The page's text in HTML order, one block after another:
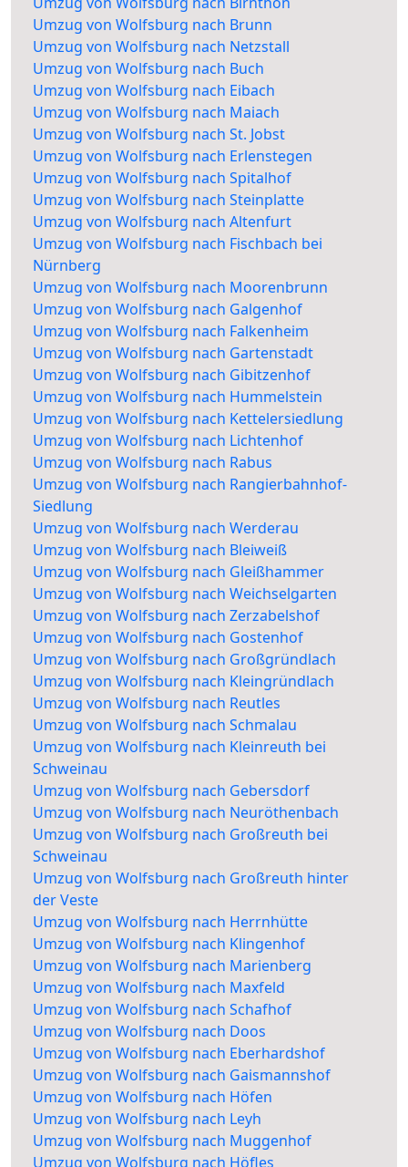
Umzug von Wolfsburg nach Brunn
Umzug von Wolfsburg nach Netzstall
Umzug von Wolfsburg nach Buch
Umzug von Wolfsburg nach Eibach
Umzug von Wolfsburg nach Maiach
Umzug von Wolfsburg nach St. Jobst
Umzug von Wolfsburg nach Erlenstegen
Umzug von Wolfsburg nach Spitalhof
Umzug von Wolfsburg nach Steinplatte
Umzug von Wolfsburg nach Altenfurt
Umzug von Wolfsburg nach Fischbach bei
Nürnberg
Umzug von Wolfsburg nach Moorenbrunn
Umzug von Wolfsburg nach Galgenhof
Umzug von Wolfsburg nach Falkenheim
Umzug von Wolfsburg nach Gartenstadt
Umzug von Wolfsburg nach Gibitzenhof
Umzug von Wolfsburg nach Hummelstein
Umzug von Wolfsburg nach Kettelersiedlung
Umzug von Wolfsburg nach Lichtenhof
Umzug von Wolfsburg nach Rabus
Umzug von Wolfsburg nach Rangierbahnhof-
Siedlung
Umzug von Wolfsburg nach Werderau
Umzug von Wolfsburg nach Bleiweiß
Umzug von Wolfsburg nach Gleißhammer
Umzug von Wolfsburg nach Weichselgarten
Umzug von Wolfsburg nach Zerzabelshof
Umzug von Wolfsburg nach Gostenhof
Umzug von Wolfsburg nach Großgründlach
Umzug von Wolfsburg nach Kleingründlach
Umzug von Wolfsburg nach Reutles
Umzug von Wolfsburg nach Schmalau
Umzug von Wolfsburg nach Kleinreuth bei
Schweinau
Umzug von Wolfsburg nach Gebersdorf
Umzug von Wolfsburg nach Neuröthenbach
Umzug von Wolfsburg nach Großreuth bei
Schweinau
Umzug von Wolfsburg nach Großreuth hinter
der Veste
Umzug von Wolfsburg nach Herrnhütte
Umzug von Wolfsburg nach Klingenhof
Umzug von Wolfsburg nach Marienberg
Umzug von Wolfsburg nach Maxfeld
Umzug von Wolfsburg nach Schafhof
Umzug von Wolfsburg nach Doos
Umzug von Wolfsburg nach Eberhardshof
Umzug von Wolfsburg nach Gaismannshof
Umzug von Wolfsburg nach Höfen
Umzug von Wolfsburg nach Leyh
Umzug von Wolfsburg nach Muggenhof
Umzug von Wolfsburg nach Höfles